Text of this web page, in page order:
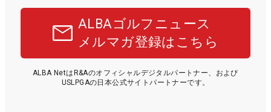
ALBAゴルフニュース
メルマガ登録はこちら
ALBA NetはR&Aのオフィシャルデジタルパートナー、および
USLPGAの日本公式サイトパートナーです。